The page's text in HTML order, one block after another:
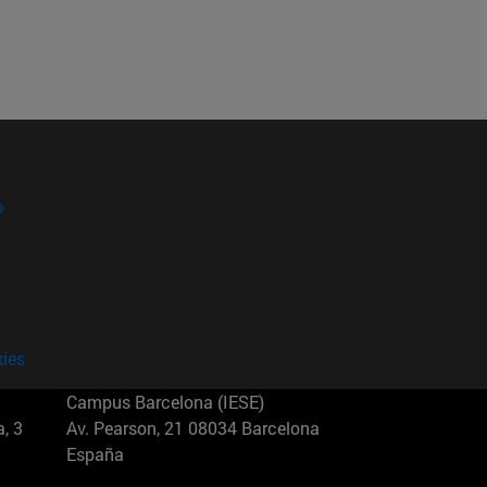
3
Campus Barcelona (IESE)
Av. Pearson, 21 08034 Barcelona
España